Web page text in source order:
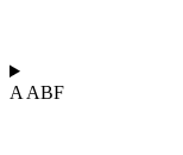
A ABF